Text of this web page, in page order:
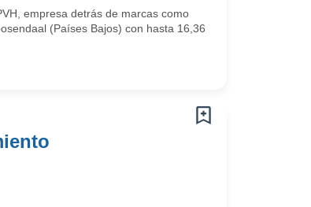
empresa detrás de marcas como
(Países Bajos) con hasta 16,36